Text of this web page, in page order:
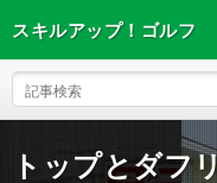
スキルアップ！ゴルフ
トップとダフ